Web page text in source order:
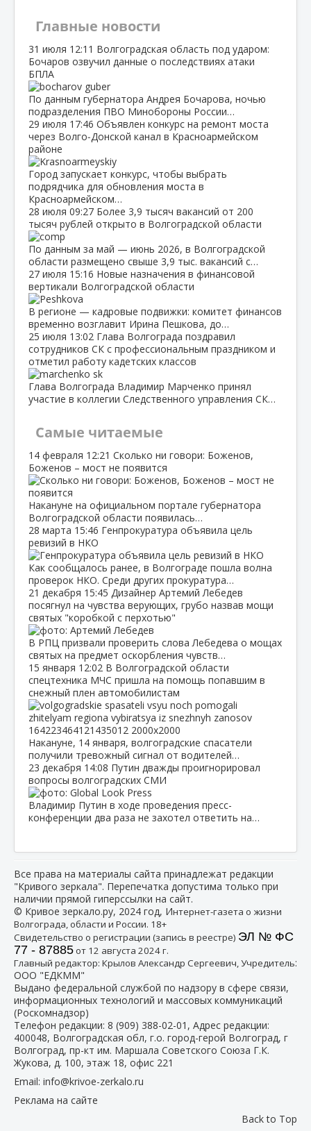
Главные новости
31 июля 12:11 Волгоградская область под ударом:
Бочаров озвучил данные о последствиях атаки
БПЛА
По данным губернатора Андрея Бочарова, ночью
подразделения ПВО Минобороны России…
29 июля 17:46 Объявлен конкурс на ремонт моста
через Волго‑Донской канал в Красноармейском
районе
Город запускает конкурс, чтобы выбрать
подрядчика для обновления моста в
Красноармейском…
28 июля 09:27 Более 3,9 тысяч вакансий от 200
тысяч рублей открыто в Волгоградской области
По данным за май — июнь 2026, в Волгоградской
области размещено свыше 3,9 тыс. вакансий с…
27 июля 15:16 Новые назначения в финансовой
вертикали Волгоградской области
В регионе — кадровые подвижки: комитет финансов
временно возглавит Ирина Пешкова, до…
25 июля 13:02 Глава Волгограда поздравил
сотрудников СК с профессиональным праздником и
отметил работу кадетских классов
Глава Волгограда Владимир Марченко принял
участие в коллегии Следственного управления СК…
Самые читаемые
14 февраля 12:21 Сколько ни говори: Боженов,
Боженов – мост не появится
Накануне на официальном портале губернатора
Волгоградской области появилась…
28 марта 15:46 Генпрокуратура объявила цель
ревизий в НКО
Как сообщалось ранее, в Волгограде пошла волна
проверок НКО. Среди других прокуратура…
21 декабря 15:45 Дизайнер Артемий Лебедев
посягнул на чувства верующих, грубо назвав мощи
святых "коробкой с перхотью"
В РПЦ призвали проверить слова Лебедева о мощах
святых на предмет оскорбления чувств…
15 января 12:02 В Волгоградской области
спецтехника МЧС пришла на помощь попавшим в
снежный плен автомобилистам
Накануне, 14 января, волгоградские спасатели
получили тревожный сигнал от водителей…
23 декабря 14:08 Путин дважды проигнорировал
вопросы волгоградских СМИ
Владимир Путин в ходе проведения пресс-
конференции два раза не захотел ответить на…
Все права на материалы сайта принадлежат редакции
"Кривого зеркала". Перепечатка допустима только при
наличии прямой гиперссылки на сайт.
© Кривое зеркало.ру, 2024 год, Интернет-газета о жизни
Волгограда, области и России. 18+
Свидетельство о регистрации (запись в реестре) ЭЛ № ФС
77 - 87885от 12 августа 2024 г.
Главный редактор: Крылов Александр Сергеевич, Учредитель:
ООО "ЕДКММ"
Выдано федеральной службой по надзору в сфере связи,
информационных технологий и массовых коммуникаций
(Роскомнадзор)
Телефон редакции: 8 (909) 388-02-01 , Адрес редакции:
400048, Волгоградская обл, г.о. город-герой Волгоград, г
Волгоград, пр-кт им. Маршала Советского Союза Г.К.
Жукова, д. 100, этаж 18, офис 221
Email: info@krivoe-zerkalo.ru
Реклама на сайте
Back to Top